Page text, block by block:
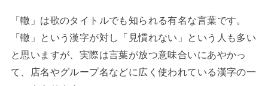
「轍」は歌のタイトルでも知られる有名な言葉です。
「轍」という漢字が対し「見慣れない」という人も多い
と思いますが、実際は言葉が放つ意味合いにあやかっ
て、店名やグループ名などに広く使われている漢字の一